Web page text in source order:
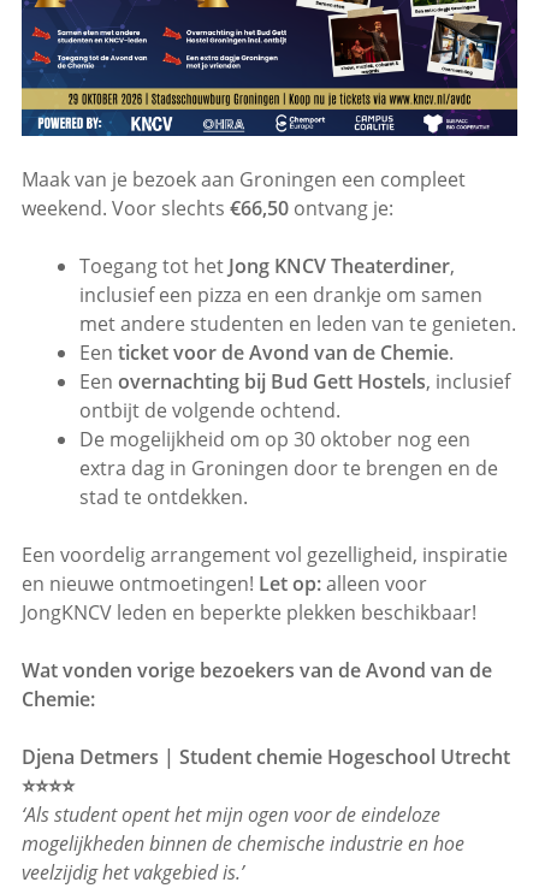
Maak van je bezoek aan Groningen een compleet
weekend. Voor slechts €66,50ontvang je:
Toegang tot het Jong KNCV Theaterdiner,
inclusief een pizza en een drankje om samen
met andere studenten en leden van te genieten.
Een ticket voor de Avond van de Chemie.
Een overnachting bij Bud Gett Hostels, inclusief
ontbijt de volgende ochtend.
De mogelijkheid om op 30 oktober nog een
extra dag in Groningen door te brengen en de
stad te ontdekken.
Een voordelig arrangement vol gezelligheid, inspiratie
en nieuwe ontmoetingen! Let op:alleen voor
JongKNCV leden en beperkte plekken beschikbaar!
Wat vonden vorige bezoekers van de Avond van de
Chemie:
Djena Detmers | Student chemie Hogeschool Utrecht
⭐⭐⭐⭐
‘Als student opent het mijn ogen voor de eindeloze
mogelijkheden binnen de chemische industrie en hoe
veelzijdig het vakgebied is.’